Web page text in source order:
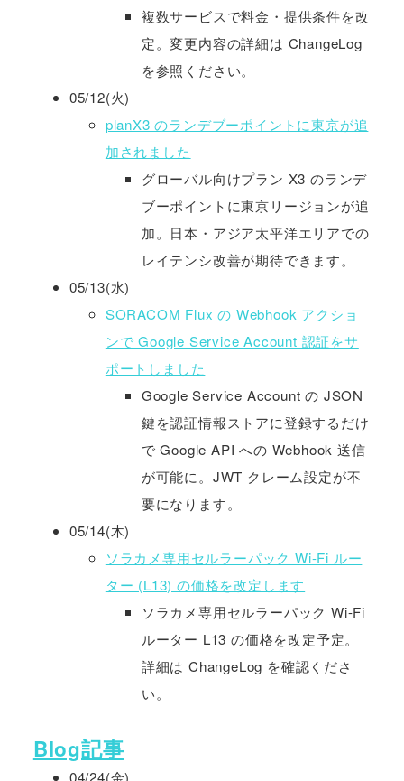
複数サービスで料金・提供条件を改
定。変更内容の詳細は ChangeLog
を参照ください。
05/12(火)
planX3 のランデブーポイントに東京が追
加されました
グローバル向けプラン X3 のランデ
ブーポイントに東京リージョンが追
加。日本・アジア太平洋エリアでの
レイテンシ改善が期待できます。
05/13(水)
SORACOM Flux の Webhook アクショ
ンで Google Service Account 認証をサ
ポートしました
Google Service Account の JSON
鍵を認証情報ストアに登録するだけ
で Google API への Webhook 送信
が可能に。JWT クレーム設定が不
要になります。
05/14(木)
ソラカメ専用セルラーパック Wi-Fi ルー
ター (L13) の価格を改定します
ソラカメ専用セルラーパック Wi-Fi
ルーター L13 の価格を改定予定。
詳細は ChangeLog を確認くださ
い。
Blog記事
04/24(金)